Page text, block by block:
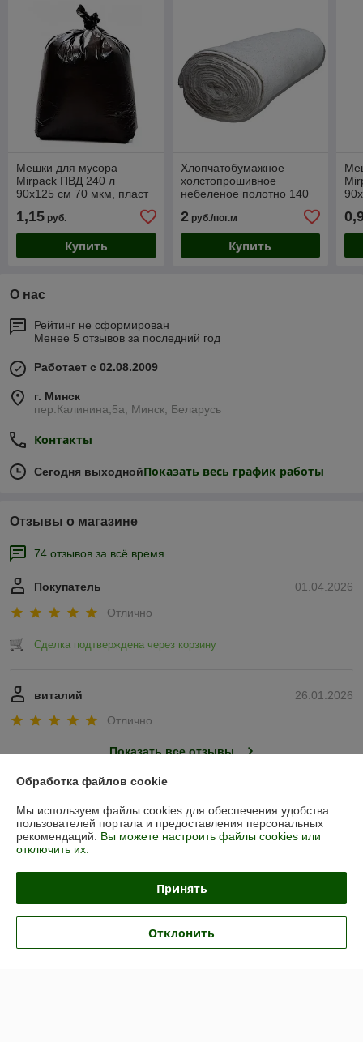
Мешки для мусора
Mirpack ПВД 240 л
90х125 см 70 мкм, пласт
1,15 руб.
Купить
Хлопчатобумажное
холстопрошивное
небеленое полотно 140
см х 50 м, плотность 200
гр/м2, 1 метр погонный
2руб./пог.м
Купить
О нас
Рейтинг не сформирован
Менее 5 отзывов за последний год
Работает с 02.08.2009
г. Минск
пер.Калинина,5а, Минск, Беларусь
Контакты
Сегодня выходнойПоказать весь график работы
Отзывы о магазине
74 отзывов за всё время
01.04.2026
Покупатель
Отлично
Сделка подтверждена через корзину
26.01.2026
виталий
Отлично
Показать все отзывы
О нас
Контакты
График работы
Обработка файлов cookie
Мы используем файлы cookies для обеспечения удобства
пользователей портала и предоставления персональных
рекомендаций. Вы можете настроить файлы cookies или
отключить их.
Принять
Отклонить